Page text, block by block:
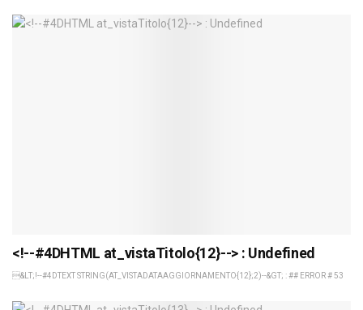
<!--#4DHTML at_vistaTitolo{12}--> : Undefined
&LT;!--#4DTEXT STRING(AT_VISTADATAAGGIORNAMENTO{12};2)--&GT; : ## ERROR # 53